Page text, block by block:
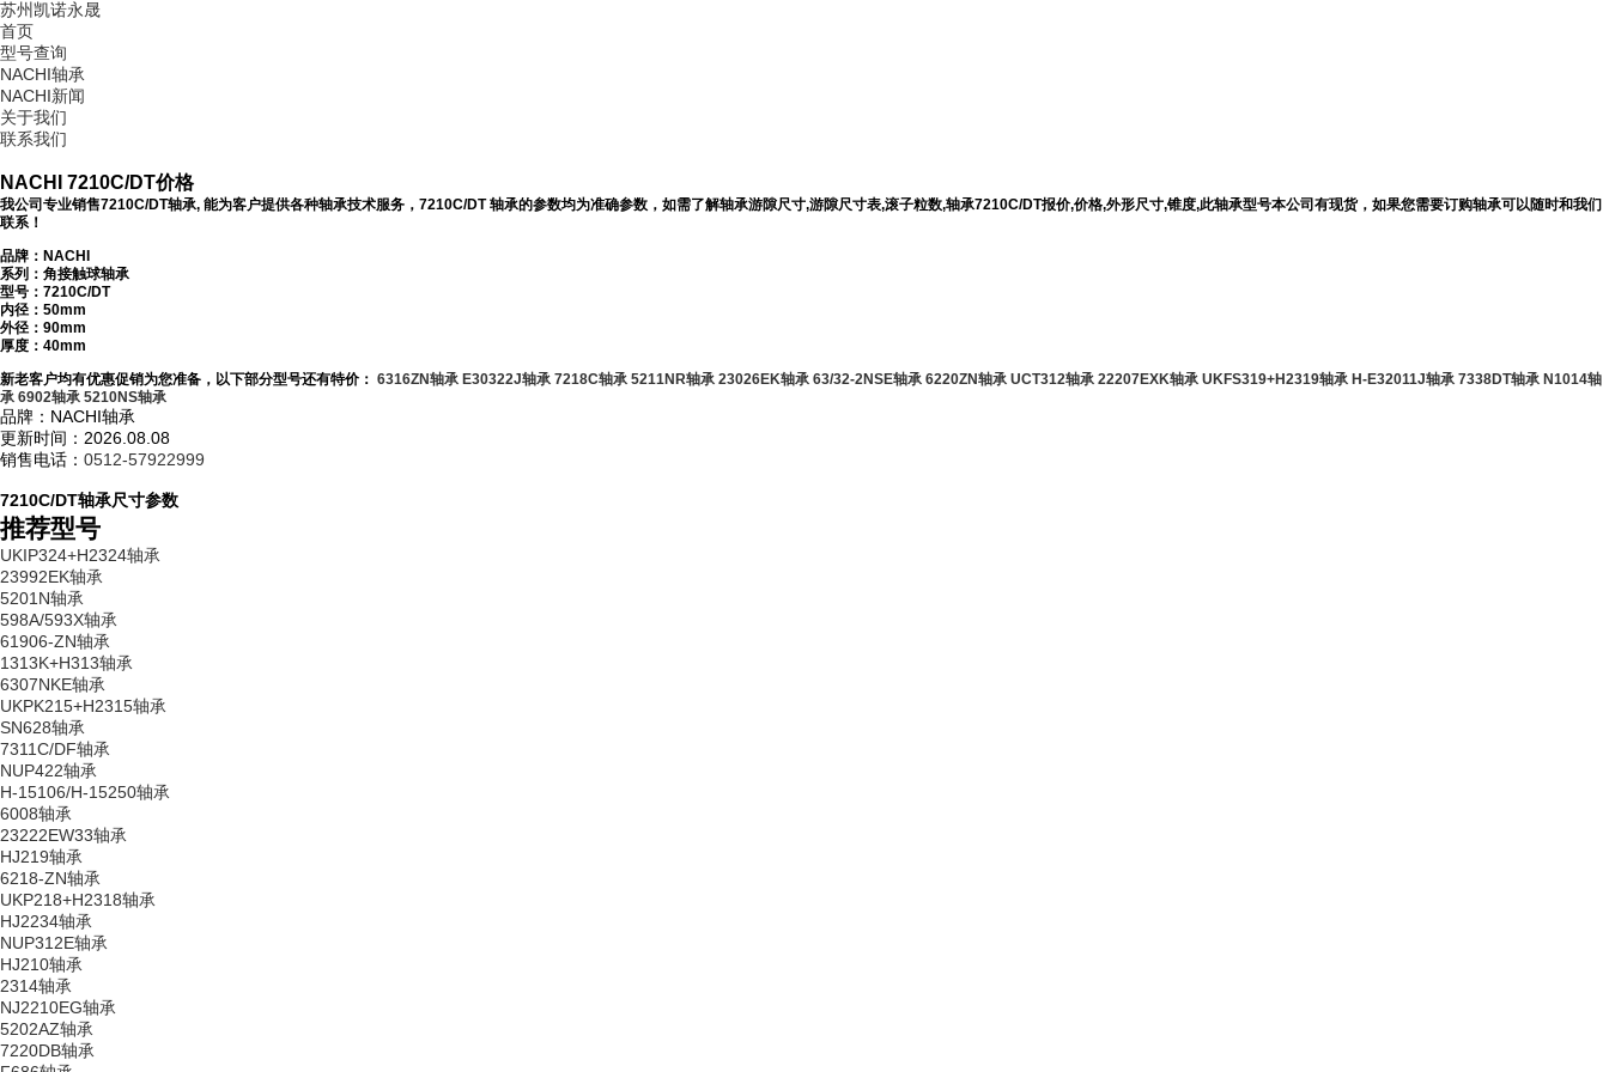
苏州凯诺永晟
首页
型号查询
NACHI轴承
NACHI新闻
关于我们
联系我们
NACHI 7210C/DT价格
我公司专业销售7210C/DT轴承, 能为客户提供各种轴承技术服务，7210C/DT 轴承的参数均为准确参数，如需了解轴承游隙尺寸,游隙尺寸表,滚子粒数,轴承7210C/DT报价,价格,外形尺寸,锥度,此轴承型号本公司有现货，如果您需要订购轴承可以随时和我们
联系！
品牌：NACHI
系列：角接触球轴承
型号： 7210C/DT
内径：50mm
外径：90mm
厚度：40mm
新老客户均有优惠促销为您准备，以下部分型号还有特价： 6316ZN轴承 E30322J轴承 7218C轴承 5211NR轴承 23026EK轴承 63/32-2NSE轴承 6220ZN轴承 UCT312轴承 22207EXK轴承 UKFS319+H2319轴承 H-E32011J轴承 7338DT轴承 N1014轴
承 6902轴承 5210NS轴承
品牌：NACHI轴承
更新时间：2026.08.08
销售电话： 0512-57922999
7210C/DT轴承尺寸参数
推荐型号
UKIP324+H2324轴承
23992EK轴承
5201N轴承
598A/593X轴承
61906-ZN轴承
1313K+H313轴承
6307NKE轴承
UKPK215+H2315轴承
SN628轴承
7311C/DF轴承
NUP422轴承
H-15106/H-15250轴承
6008轴承
23222EW33轴承
HJ219轴承
6218-ZN轴承
UKP218+H2318轴承
HJ2234轴承
NUP312E轴承
HJ210轴承
2314轴承
NJ2210EG轴承
5202AZ轴承
7220DB轴承